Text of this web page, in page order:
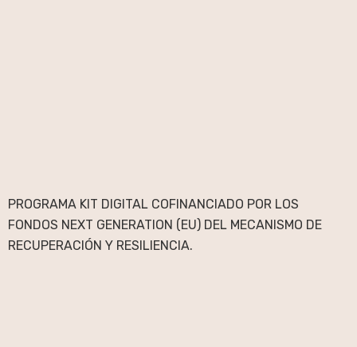
PROGRAMA KIT DIGITAL COFINANCIADO POR LOS
FONDOS NEXT GENERATION (EU) DEL MECANISMO DE
RECUPERACIÓN Y RESILIENCIA.